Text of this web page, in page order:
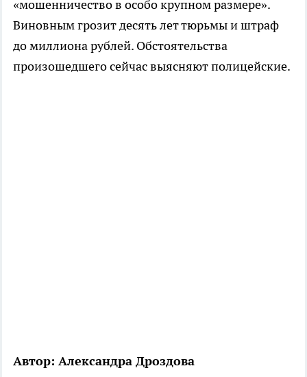
«мошенничество в особо крупном размере».
Виновным грозит десять лет тюрьмы и штраф
до миллиона рублей. Обстоятельства
произошедшего сейчас выясняют полицейские.
Автор: Александра Дроздова